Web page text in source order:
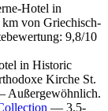
Hotel in
km von Griechisch-
9,8/10
in Historic
Kirche St.
Außergewöhnlich.
— 3.5-